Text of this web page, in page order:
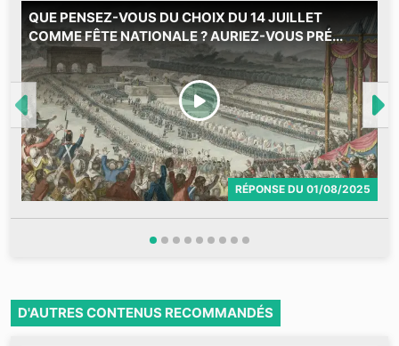
QUE PENSEZ-VOUS DU CHOIX DU 14 JUILLET
COMME FÊTE NATIONALE ? AURIEZ-VOUS PRÉ...
RÉPONSE DU 01/08/2025
D'AUTRES CONTENUS RECOMMANDÉS